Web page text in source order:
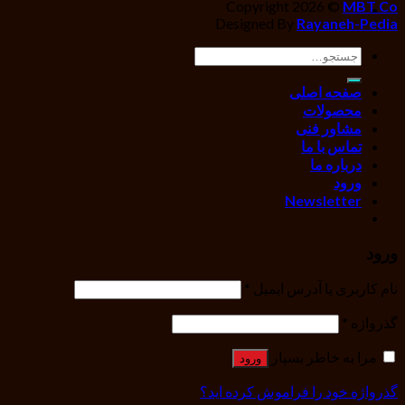
Copyright 2026 © MBT Co
Designed By Rayaneh-Pedia
جستجو
برای:
صفحه اصلی
محصولات
مشاور فنی
تماس با ما
درباره ما
ورود
Newsletter
ورود
نام کاربری یا آدرس ایمیل
*
گذرواژه *
مرا به خاطر بسپار
ورود
گذرواژه خود را فراموش کرده اید؟